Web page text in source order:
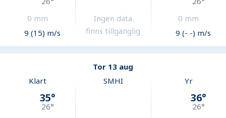
0 mm
9 (15) m/s
Ingen data
finns tillgänglig
0 mm
9 (- -) m/s
Tor 13 aug
Klart
35°
26°
SMHI Yr
36°
26°